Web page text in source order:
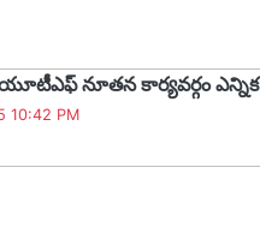
నూతన కార్యవర్గం ఎన్నిక
10:42 PM